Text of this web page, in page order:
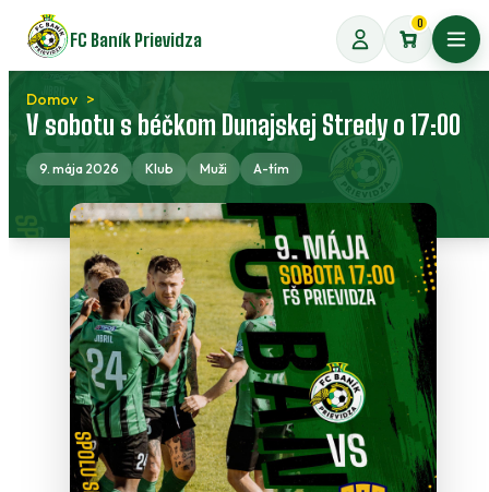
Preskočiť
na
obsah
FC Baník Prievidza
0
Domov
V sobotu s béčkom Dunajskej Stredy o 17:00
9. mája 2026 Klub Muži A-tím